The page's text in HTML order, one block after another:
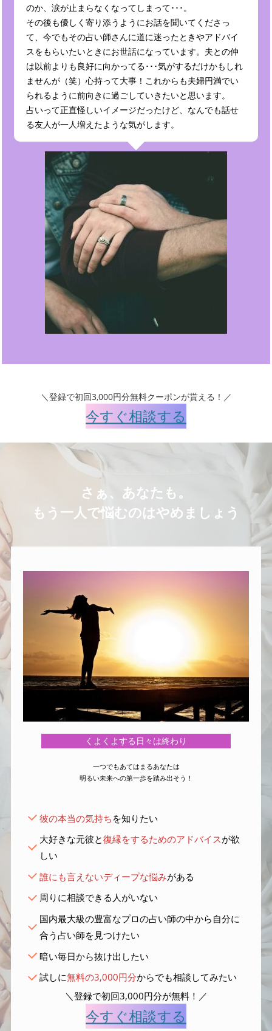
のか、涙が止まらなくなってしまって･･･。
その後も優しく寄り添うようにお話を聞いてくださっ
て、今でもその占い師さんに道に迷ったときやアドバイ
スをもらいたいときにお世話になっています。夫との仲
は以前よりも良好に向かってる･･･気がするだけかもしれ
ませんが（笑）心持って大事！これからも夫婦円満でい
られるように前向きに過ごしていきたいと思います。
占いって正直怪しいイメージだったけど、なんでも話せ
る友人が一人増えたような気がします。
＼登録で初回3,000円分無料クーポンが貰える！／
今すぐ相談する
さぁ、あなたも。
もう一人で悩むのはやめましょう
くよくよする日々は終わり
一つでもあてはまるあなたは
明るい未来への第一歩を踏み出そう！
彼の本当の気持ち を知りたい
大好きな元彼と復縁をするためのアドバイスが欲
しい
誰にも言えないディープな悩みがある
周りに相談できる人がいない
国内最大級の豊富なプロの占い師の中から自分に
合う占い師を見つけたい
暗い毎日から抜け出したい
試しに無料の3,000円分からでも相談してみたい
＼登録で初回3,000円分が無料！／
今すぐ相談する